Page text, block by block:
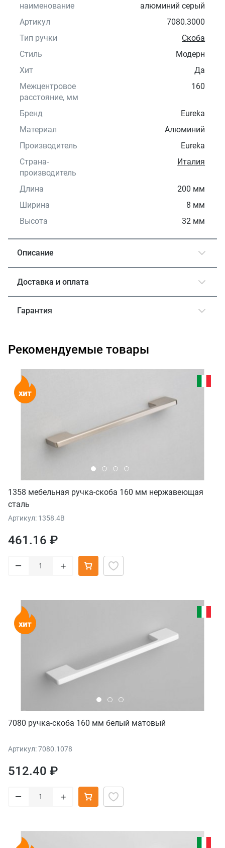
наименование
алюминий серый
Артикул
7080.3000
Тип ручки
Скоба
Стиль
Модерн
Хит
Да
Межцентровое
расстояние, мм
160
Бренд
Eureka
Материал
Алюминий
Производитель
Eureka
Страна-
производитель
Италия
Длина
200 мм
Ширина
8 мм
Высота
32 мм
Описание
Доставка и оплата
Гарантия
Рекомендуемые товары
1358 мебельная ручка-скоба 160 мм нержавеющая
сталь
Артикул: 1358.4B
461.16 ₽
– +
7080 ручка-скоба 160 мм белый матовый
Артикул: 7080.1078
512.40 ₽
– +